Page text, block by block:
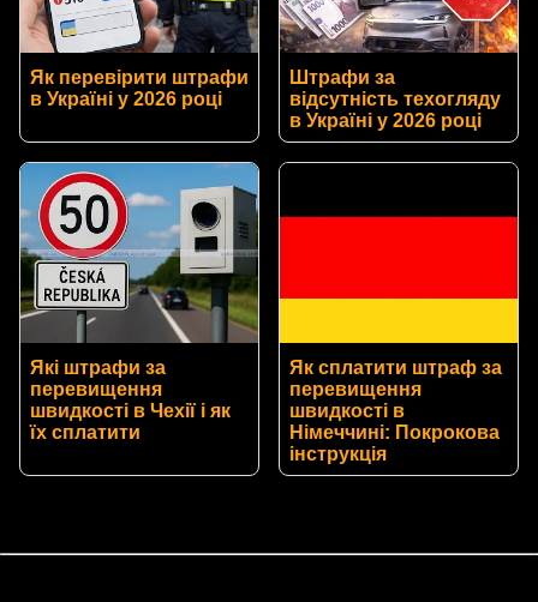
Як перевірити штрафи
в Україні у 2026 році
Штрафи за
відсутність техогляду
в Україні у 2026 році
Які штрафи за
перевищення
швидкості в Чехії і як
їх сплатити
Як сплатити штраф за
перевищення
швидкості в
Німеччині: Покрокова
інструкція